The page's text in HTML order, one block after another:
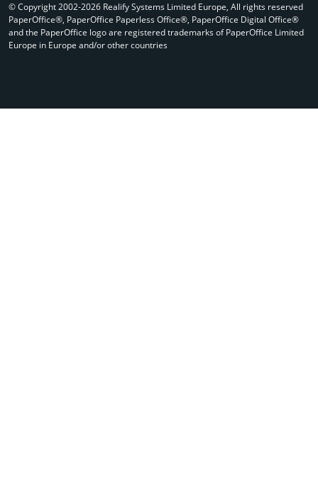
© Copyright 2002-2026 Realify Systems Limited Europe, All rights reserved
PaperOffice®, PaperOffice Paperless Office®, PaperOffice Digital Office®
and the PaperOffice logo are registered trademarks of PaperOffice Limited
Europe in Europe and/or other countries